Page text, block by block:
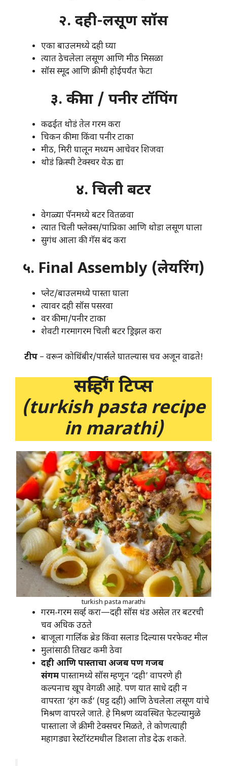
२. दही-लसूण सॉस
एका बाउलमध्ये दही घ्या
त्यात ठेचलेला लसूण आणि मीठ मिसळा
सॉस स्मूद आणि क्रीमी होईपर्यंत फेटा
३. कीमा / पनीर टॉपिंग
कढईत थोडं तेल गरम करा
चिकन कीमा किंवा पनीर टाका
मीठ, मिरी घालून मध्यम आचेवर शिजवा
थोडं क्रिस्पी टेक्स्चर येऊ द्या
४. चिली बटर
वेगळ्या पॅनमध्ये बटर वितळवा
त्यात चिली फ्लेक्स/पाप्रिका आणि थोडा लसूण घाला
सुगंध आला की गॅस बंद करा
५. Final Assembly (लेयरिंग)
प्लेट/बाउलमध्ये पास्ता घाला
त्यावर दही सॉस पसरवा
वर कीमा/पनीर टाका
शेवटी गरमागरम चिली बटर ड्रिझल करा
टीप – वरून कोथिंबीर/पार्सले घातल्यास चव अजून वाढते!
सर्व्हिंग टिप्स
(turkish pasta recipe
in marathi)
turkish pasta marathi
गरम-गरम सर्व्ह करा—दही सॉस थंड असेल तर बटरची
चव अधिक उठते
बाजूला गार्लिक ब्रेड किंवा सलाड दिल्यास परफेक्ट मील
मुलांसाठी तिखट कमी ठेवा
दही आणि पास्ताचा अजब पण गजब
संगमपास्तामध्ये सॉस म्हणून ‘दही’ वापरणे ही
कल्पनाच खूप वेगळी आहे. पण यात साधे दही न
वापरता ‘हंग कर्ड’ (घट्ट दही) आणि ठेचलेला लसूण यांचे
मिश्रण वापरले जाते. हे मिश्रण व्यवस्थित फेटल्यामुळे
पास्ताला जे क्रीमी टेक्सचर मिळते, ते कोणत्याही
महागड्या रेस्टॉरंटमधील डिशला तोड देऊ शकते.